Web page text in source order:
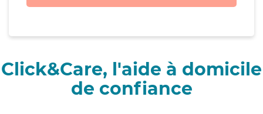
Click&Care, l'aide à domicile
de confiance